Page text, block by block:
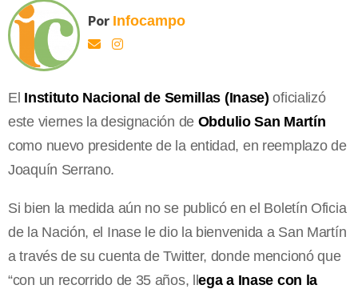
Por Infocampo
El Instituto Nacional de Semillas (Inase) oficializó
este viernes la designación de Obdulio San Martín
como nuevo presidente de la entidad, en reemplazo de
Joaquín Serrano.
Si bien la medida aún no se publicó en el Boletín Oficia
de la Nación, el Inase le dio la bienvenida a San Martín
a través de su cuenta de Twitter, donde mencionó que
“con un recorrido de 35 años, llega a Inase con la